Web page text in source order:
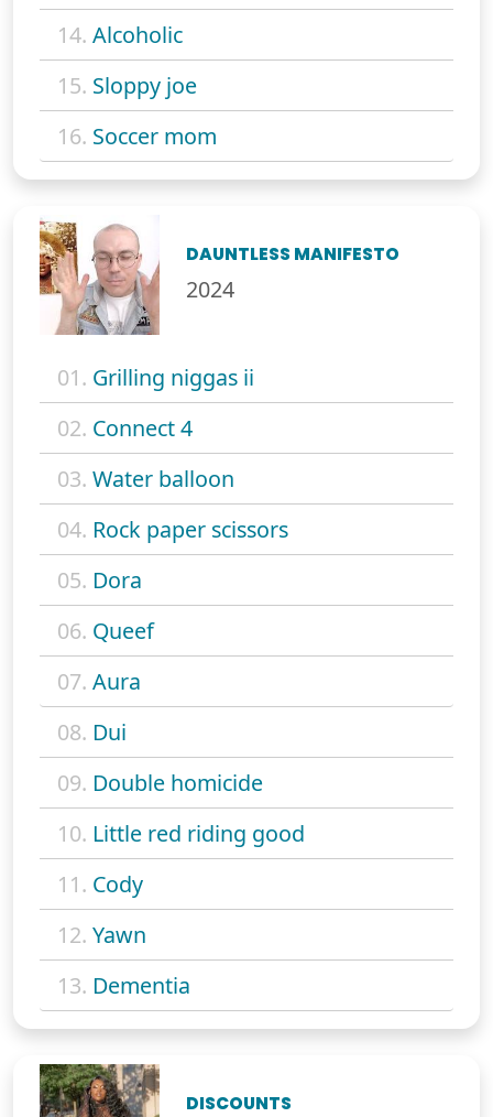
14. Alcoholic
15. Sloppy joe
16. Soccer mom
DAUNTLESS MANIFESTO
2024
01. Grilling niggas ii
02. Connect 4
03. Water balloon
04. Rock paper scissors
05. Dora
06. Queef
07. Aura
08. Dui
09. Double homicide
10. Little red riding good
11. Cody
12. Yawn
13. Dementia
DISCOUNTS